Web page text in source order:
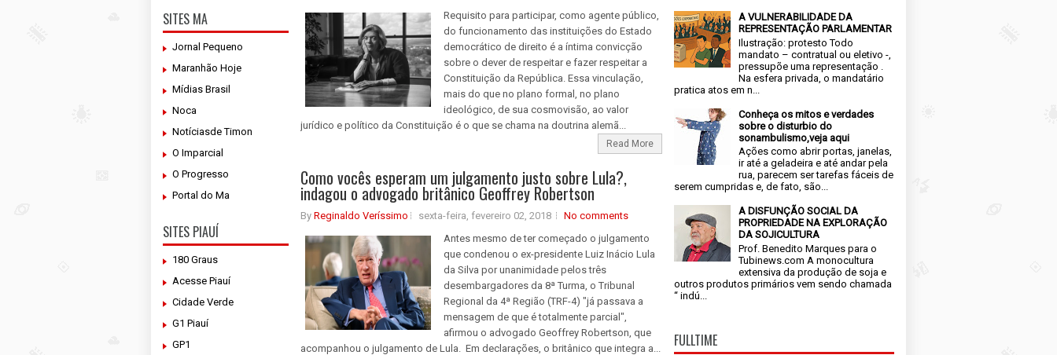
SITES MA
Jornal Pequeno
Maranhão Hoje
Mídias Brasil
Noca
Notíciasde Timon
O Imparcial
O Progresso
Portal do Ma
SITES PIAUÍ
180 Graus
Acesse Piauí
Cidade Verde
G1 Piauí
GP1
Requisito para participar, como agente público,
do funcionamento das instituições do Estado
democrático de direito é a íntima convicção
sobre o dever de respeitar e fazer respeitar a
Constituição da República. Essa vinculação,
mais do que no plano formal, no plano
ideológico, de sua cosmovisão, ao valor
jurídico e político da Constituição é o que se chama na doutrina alemã...
Read More
Como vocês esperam um julgamento justo sobre Lula?,
indagou o advogado britânico Geoffrey Robertson
By Reginaldo Veríssimo sexta-feira, fevereiro 02, 2018
No comments
Antes mesmo de ter começado o julgamento
que condenou o ex-presidente Luiz Inácio Lula
da Silva por unanimidade pelos três
desembargadores da 8ª Turma, o Tribunal
Regional da 4ª Região (TRF-4) "já passava a
mensagem de que é totalmente parcial",
afirmou o advogado Geoffrey Robertson, que
acompanhou o julgamento de Lula. Em declarações, o britânico que integra a...
A VULNERABILIDADE DA
REPRESENTAÇÃO PARLAMENTAR
Ilustração: protesto Todo
mandato – contratual ou eletivo -,
pressupõe uma representação .
Na esfera privada, o mandatário
pratica atos em n...
Conheça os mitos e verdades
sobre o disturbio do
sonambulismo,veja aqui
Ações como abrir portas, janelas,
ir até a geladeira e até andar pela
rua, parecem ser tarefas fáceis de
serem cumpridas e, de fato, são...
A DISFUNÇÃO SOCIAL DA
PROPRIEDADE NA EXPLORAÇÃO
DA SOJICULTURA
Prof. Benedito Marques para o
Tubinews.com A monocultura
extensiva da produção de soja e
outros produtos primários vem sendo chamada
“ indú...
FULLTIME